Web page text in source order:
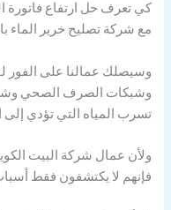
كي تعرف حل ارتفاع فاتورة
مع شركة تصليح خرير الماء
وسيصلك عمالنا على الفور
وشبكات الصرف الصحي
تسرب المياه التي تؤدي إلى
ولأن عمال شركة البيت
فإنهم لا يكتشفون فقط